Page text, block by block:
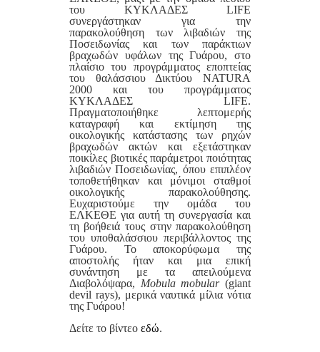
του ΚΥΚΛΑΔΕΣ LIFE
συνεργάστηκαν για την
παρακολούθηση των λιβαδιών της
Ποσειδωνίας και των παράκτιων
βραχωδών υφάλων της Γυάρου, στο
πλαίσιo του προγράμματος εποπτείας
του θαλάσσιου Δικτύου NATURA
2000 και του προγράμματος
ΚΥΚΛΑΔΕΣ LIFE.
Πραγματοποιήθηκε λεπτομερής
καταγραφή και εκτίμηση της
οικολογικής κατάστασης των ρηχών
βραχωδών ακτών και εξετάστηκαν
ποικίλες βιοτικές παράμετροι ποιότητας
λιβαδιών Ποσειδωνίας, όπου επιπλέον
τοποθετήθηκαν και μόνιμοι σταθμοί
οικολογικής παρακολούθησης.
Ευχαριστούμε την ομάδα του
ΕΛΚΕΘΕ για αυτή τη συνεργασία και
τη βοήθειά τους στην παρακολούθηση
του υποθαλάσσιου περιβάλλοντος της
Γυάρου. Το αποκορύφωμα της
αποστολής ήταν και μια επική
συνάντηση με τα απειλούμενα
Διαβολόψαρα, Mobula mobular(giant
devil rays), μερικά ναυτικά μίλια νότια
της Γυάρου!
Δείτε το βίντεο εδώ.